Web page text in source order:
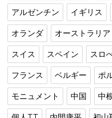
アルゼンチン イギリス
オランダ オーストラリア
スイス スペイン スロ
フランス ベルギー ポ
モニュメント 中国 中